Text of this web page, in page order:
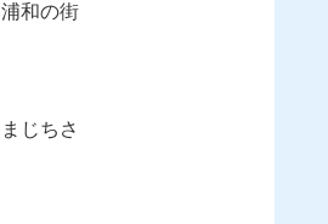
浦和の街
まじちさ